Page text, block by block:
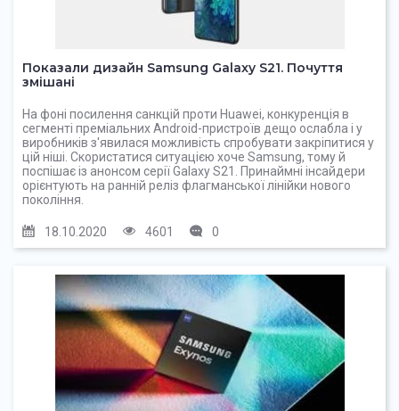
Показали дизайн Samsung Galaxy S21. Почуття
змішані
На фоні посилення санкцій проти Huawei, конкуренція в
сегменті преміальних Android-пристроїв дещо ослабла і у
виробників з'явилася можливість спробувати закріпитися у
цій ніші. Скористатися ситуацією хоче Samsung, тому й
поспішає із анонсом серії Galaxy S21. Принаймні інсайдери
орієнтують на ранній реліз флагманської лінійки нового
покоління.
18.10.2020 4601 0